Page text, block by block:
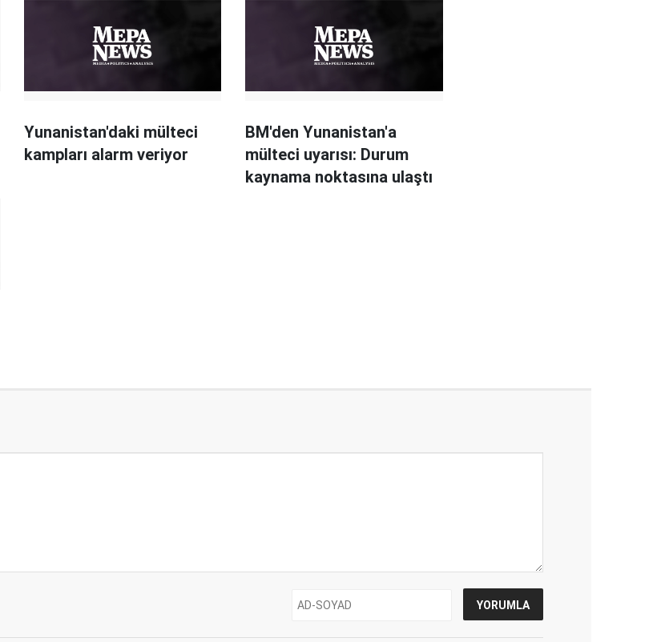
Yunanistan'daki mülteci
kampları alarm veriyor
BM'den Yunanistan'a
mülteci uyarısı: Durum
kaynama noktasına ulaştı